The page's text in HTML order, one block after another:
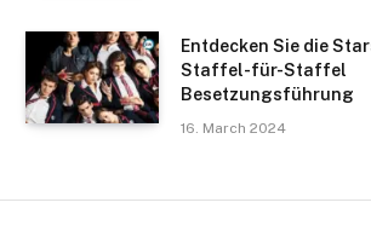
Entdecken Sie die
Staffel-für-Staffel
Besetzungsführung
16. March 2024